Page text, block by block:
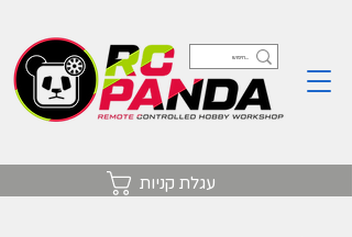
עגלת קניות